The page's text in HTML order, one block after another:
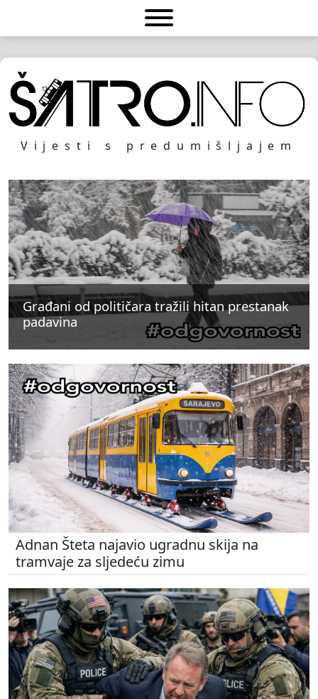
Vijesti s predumišljajem
Građani od političara tražili hitan prestanak
padavina
Građani od političara tražili hitan prestanak
padavina
Građani od političara tražili hitan prestanak
padavina
Adnan Šteta najavio ugradnu skija na
tramvaje za sljedeću zimu